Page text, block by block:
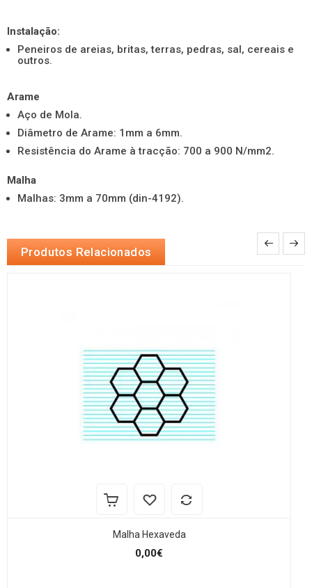
Instalação:
Peneiros de areias, britas, terras, pedras, sal, cereais e
outros.
Arame
Aço de Mola.
Diâmetro de Arame: 1mm a 6mm.
Resistência do Arame à tracção: 700 a 900 N/mm2.
Malha
Malhas: 3mm a 70mm (din-4192).
Produtos Relacionados
Malha Hexaveda
0,00€